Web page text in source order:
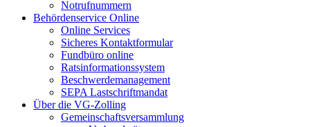
Notrufnummern
Behördenservice Online
Online Services
Sicheres Kontaktformular
Fundbüro online
Ratsinformationssystem
Beschwerdemanagement
SEPA Lastschriftmandat
Über die VG-Zolling
Gemeinschaftsversammlung